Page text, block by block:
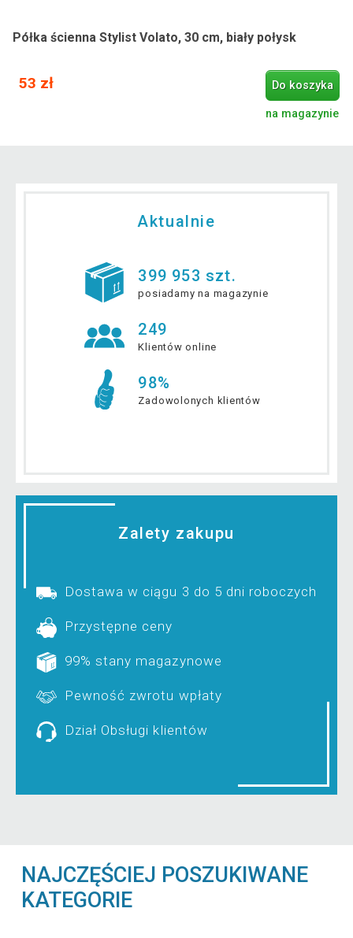
Półka ścienna Stylist Volato, 30 cm, biały połysk
53 zł Do koszyka
na magazynie
Aktualnie
399 953 szt.
posiadamy na magazynie
249
Klientów online
98%
Zadowolonych klientów
Zalety zakupu
Dostawa w ciągu 3 do 5 dni roboczych
Przystępne ceny
99% stany magazynowe
Pewność zwrotu wpłaty
Dział Obsługi klientów
NAJCZĘŚCIEJ POSZUKIWANE
KATEGORIE